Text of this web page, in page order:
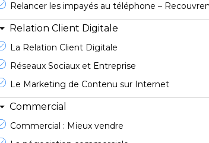
Relancer les impayés au téléphone –
Relation Client Digitale
La Relation Client Digitale
Réseaux Sociaux et Entreprise
Le Marketing de Contenu sur Internet
Commercial
Commercial : Mieux vendre